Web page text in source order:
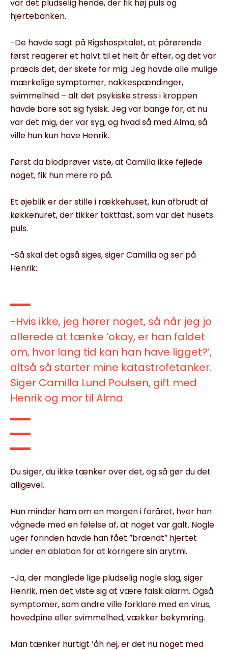
var det pludselig hende, der fik høj puls og
hjertebanken.
-De havde sagt på Rigshospitalet, at pårørende
først reagerer et halvt til et helt år efter, og det var
præcis det, der skete for mig. Jeg havde alle mulige
mærkelige symptomer, nakkespændinger,
svimmelhed – alt det psykiske stress i kroppen
havde bare sat sig fysisk. Jeg var bange for, at nu
var det mig, der var syg, og hvad så med Alma, så
ville hun kun have Henrik.
Først da blodprøver viste, at Camilla ikke fejlede
noget, fik hun mere ro på.
Et øjeblik er der stille i rækkehuset, kun afbrudt af
køkkenuret, der tikker taktfast, som var det husets
puls.
-Så skal det også siges, siger Camilla og ser på
Henrik:
-Hvis ikke, jeg hører noget, så når jeg jo
allerede at tænke ’okay, er han faldet
om, hvor lang tid kan han have ligget?’,
altså så starter mine katastrofetanker.
Siger Camilla Lund Poulsen, gift med
Henrik og mor til Alma
Du siger, du ikke tænker over det, og så gør du det
alligevel.
Hun minder ham om en morgen i foråret, hvor han
vågnede med en følelse af, at noget var galt. Nogle
uger forinden havde han fået ”brændt” hjertet
under en ablation for at korrigere sin arytmi.
-Ja, der manglede lige pludselig nogle slag, siger
Henrik, men det viste sig at være falsk alarm. Også
symptomer, som andre ville forklare med en virus,
hovedpine eller svimmelhed, vækker bekymring.
Man tænker hurtigt ’åh nej, er det nu noget med